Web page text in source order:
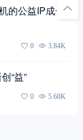
的公益IP成长
0 3.84K
“益”
0 5.68K